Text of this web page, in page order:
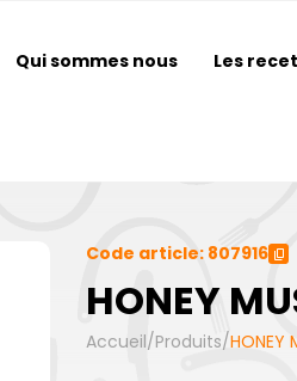
Qui sommes nous Les
Code article: 807916
HONEY
Accueil/Produits/HONEY